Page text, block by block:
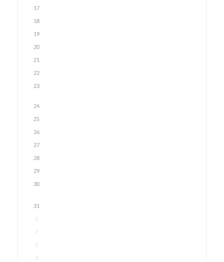
17
18
19
20
21
22
23
24
25
26
27
28
29
30
31
1
2
3
4